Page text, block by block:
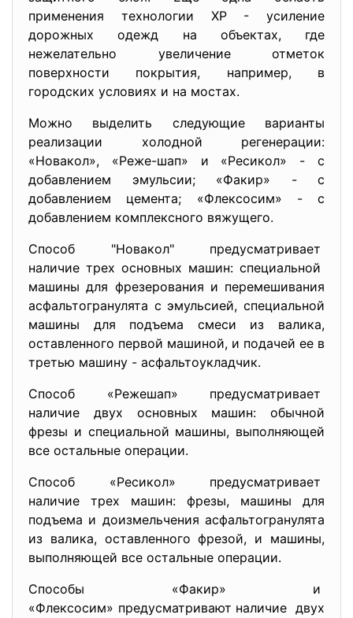
применения технологии ХР - усиление
дорожных одежд на объектах, где
нежелательно увеличение отметок
поверхности покрытия, например, в
городских условиях и на мостах.
Можно выделить следующие варианты
реализации холодной регенерации:
«Новакол», «Реже-шап» и «Ресикол» - с
добавлением эмульсии; «Факир» - с
добавлением цемента; «Флексосим» - с
добавлением комплексного вяжущего.
Способ "Новакол" предусматривает
наличие трех основных машин: специальной
машины для фрезерования и перемешивания
асфальтогранулята с эмульсией, специальной
машины для подъема смеси из валика,
оставленного первой машиной, и подачей ее в
третью машину - асфальтоукладчик.
Способ «Режешап» предусматривает
наличие двух основных машин: обычной
фрезы и специальной машины, выполняющей
все остальные операции.
Способ «Ресикол» предусматривает
наличие трех машин: фрезы, машины для
подъема и доизмельчения асфальтогранулята
из валика, оставленного фрезой, и машины,
выполняющей все остальные операции.
Способы «Факир» и
«Флексосим» предусматривают наличие двух